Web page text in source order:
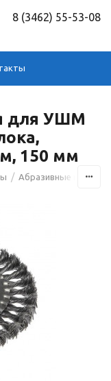
8 (3462) 55-53-08
для УШМ
150 мм
/ Абразивные щётки